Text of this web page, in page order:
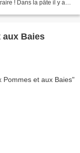
! Dans la pâte il y a le
aux Baies